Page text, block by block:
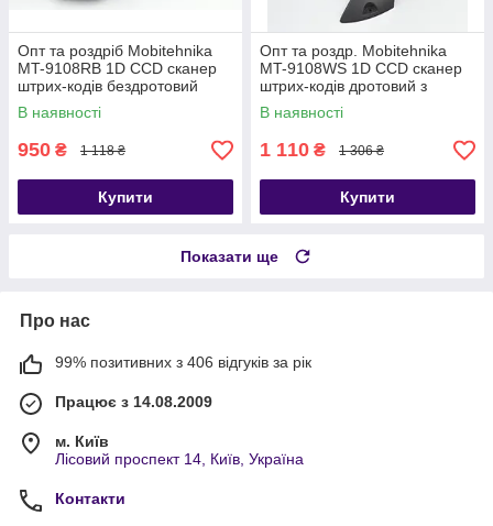
Опт та роздріб Mobitehnika
MT-9108RB 1D CCD сканер
штрих-кодів бездротовий
2.4G, USB (AW-9108RB)
В наявності
950 ₴ 1 118 ₴
Купити
Опт та роздр. Mobitehnika
MT-9108WS 1D CCD сканер
штрих-кодів дротовий з
датчиком руху та стійкою,
USB (AW-9108A)
В наявності
1 110 ₴ 1 306 ₴
Купити
Показати ще
Про нас
99% позитивних з 406 відгуків за рік
Працює з 14.08.2009
м. Київ
Лісовий проспект 14, Київ, Україна
Контакти